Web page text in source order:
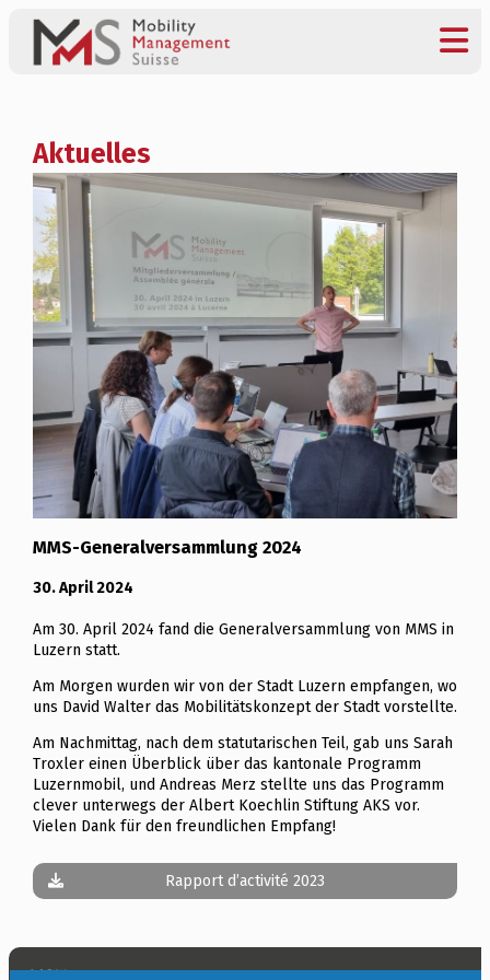
Aktuelles
MMS-Generalversammlung 2024
30. April 2024
Am 30. April 2024 fand die Generalversammlung von MMS in
Luzern statt.
Am Morgen wurden wir von der Stadt Luzern empfangen, wo
uns David Walter das Mobilitätskonzept der Stadt vorstellte.
Am Nachmittag, nach dem statutarischen Teil, gab uns Sarah
Troxler einen Überblick über das kantonale Programm
Luzernmobil, und Andreas Merz stellte uns das Programm
clever unterwegs der Albert Koechlin Stiftung AKS vor.
Vielen Dank für den freundlichen Empfang!
Rapport d’activité 2023